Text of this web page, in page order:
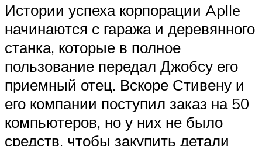
Истории успеха корпорации Aplle
начинаются с гаража и деревянного
станка, которые в полное
пользование передал Джобсу его
приемный отец. Вскоре Стивену и
его компании поступил заказ на 50
компьютеров, но у них не было
средств, чтобы закупить детали